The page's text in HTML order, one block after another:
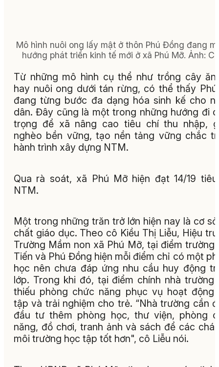
Mô hình nuôi ong lấy mật ở thôn Phú Đồng đang
hướng phát triển kinh tế mới ở xã Phú Mỡ. Ảnh:
Từ những mô hình cụ thể như trồng cây ăn
hay nuôi ong dưới tán rừng, có thể thấy
đang từng bước đa dạng hóa sinh kế cho
dân. Đây cũng là một trong những hướng đi
trọng để xã nâng cao tiêu chí thu nhập,
nghèo bền vững, tạo nền tảng vững chắc
hành trình xây dựng NTM.
Qua rà soát, xã Phú Mỡ hiện đạt 14/19
NTM.
Một trong những trăn trở lớn hiện nay là cơ
chất giáo dục. Theo cô Kiều Thị Liễu, Hiệu
Trường Mầm non xã Phú Mỡ, tại điểm trường
Tiến và Phú Đồng hiện mỗi điểm chỉ có một
học nên chưa đáp ứng nhu cầu huy động
lớp. Trong khi đó, tại điểm chính nhà trường
thiếu phòng chức năng phục vụ hoạt động
tập và trải nghiệm cho trẻ. “Nhà trường cần
đầu tư thêm phòng học, thư viện, phòng
năng, đồ chơi, tranh ảnh và sách để các
môi trường học tập tốt hơn", cô Liễu nói.